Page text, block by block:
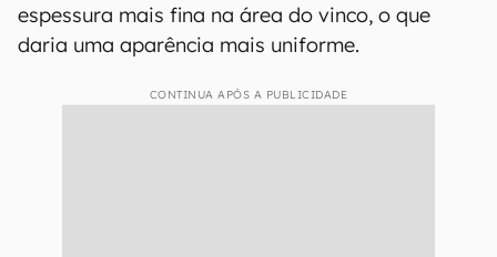
espessura mais fina na área do vinco, o que
daria uma aparência mais uniforme.
CONTINUA APÓS A PUBLICIDADE